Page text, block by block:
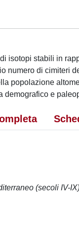
isotopi stabili in
numero di cimiteri
popolazione
demografico e
(secoli IV-